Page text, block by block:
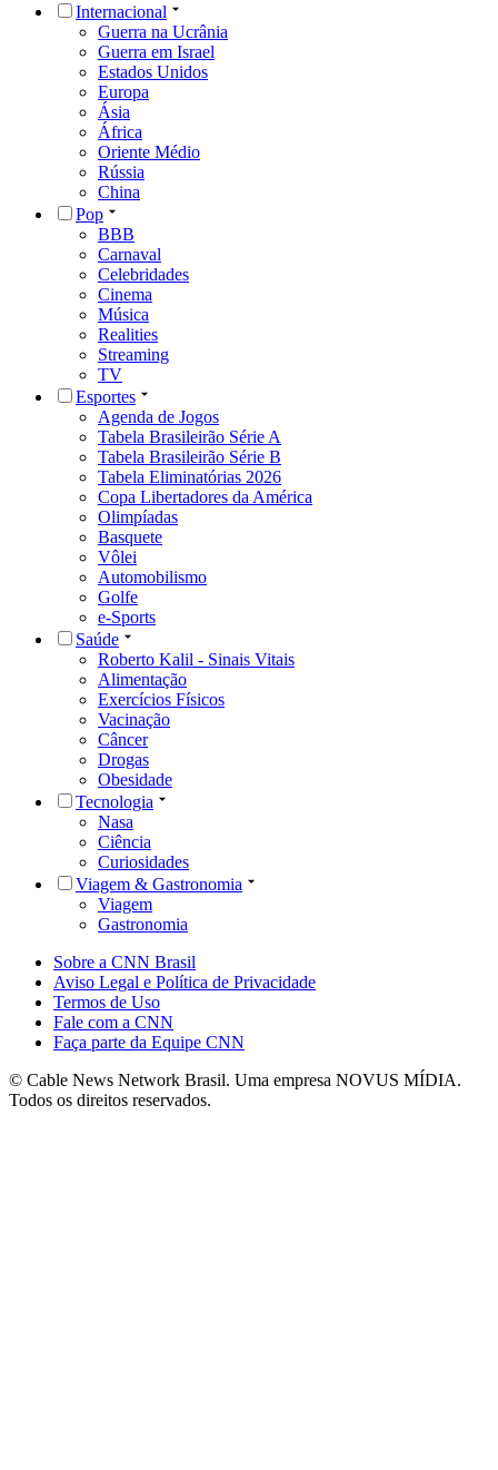
Internacional
Guerra na Ucrânia
Guerra em Israel
Estados Unidos
Europa
Ásia
África
Oriente Médio
Rússia
China
Pop
BBB
Carnaval
Celebridades
Cinema
Música
Realities
Streaming
TV
Esportes
Agenda de Jogos
Tabela Brasileirão Série A
Tabela Brasileirão Série B
Tabela Eliminatórias 2026
Copa Libertadores da América
Olimpíadas
Basquete
Vôlei
Automobilismo
Golfe
e-Sports
Saúde
Roberto Kalil - Sinais Vitais
Alimentação
Exercícios Físicos
Vacinação
Câncer
Drogas
Obesidade
Tecnologia
Nasa
Ciência
Curiosidades
Viagem & Gastronomia
Viagem
Gastronomia
Sobre a CNN Brasil
Aviso Legal e Política de Privacidade
Termos de Uso
Fale com a CNN
Faça parte da Equipe CNN
© Cable News Network Brasil. Uma empresa NOVUS MÍDIA.
Todos os direitos reservados.